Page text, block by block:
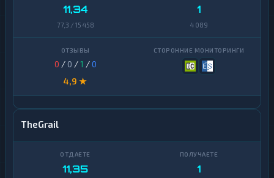
11,34
77,3 / 15 458
1
4 089
0 / 0 /1 /0
4,9 ★
TheGrail
11,35 1